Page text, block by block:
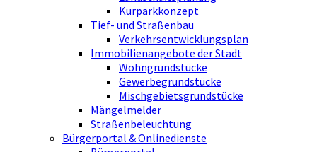
Kurparkkonzept
Tief- und Straßenbau
Verkehrsentwicklungsplan
Immobilienangebote der Stadt
Wohngrundstücke
Gewerbegrundstücke
Mischgebietsgrundstücke
Mängelmelder
Straßenbeleuchtung
Bürgerportal & Onlinedienste